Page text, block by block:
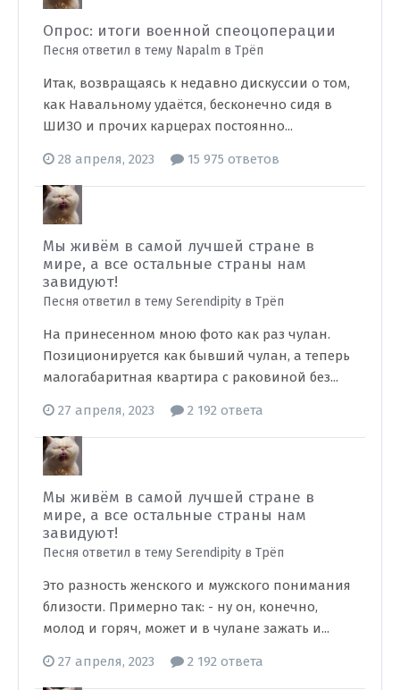
Опрос: итоги военной спеоцоперации
Песня ответил в тему Napalm в Трёп
Итак, возвращаясь к недавно дискуссии о том,
как Навальному удаётся, бесконечно сидя в
ШИЗО и прочих карцерах постоянно...
28 апреля, 2023 15 975 ответов
Мы живём в самой лучшей стране в
мире, а все остальные страны нам
завидуют!
Песня ответил в тему Serendipity в Трёп
На принесенном мною фото как раз чулан.
Позиционируется как бывший чулан, а теперь
малогабаритная квартира с раковиной без...
27 апреля, 2023 2 192 ответа
Мы живём в самой лучшей стране в
мире, а все остальные страны нам
завидуют!
Песня ответил в тему Serendipity в Трёп
Это разность женского и мужского понимания
близости. Примерно так: - ну он, конечно,
молод и горяч, может и в чулане зажать и...
27 апреля, 2023 2 192 ответа